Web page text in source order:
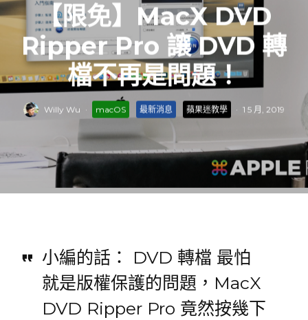
【限免】MacX DVD
Ripper Pro 讓 DVD 轉
檔不再是問題！
Willy Wu · macOS 最新消息 蘋果迷教學 · 1 5 月, 2019
小編的話： DVD 轉檔 最怕
就是版權保護的問題，MacX
DVD Ripper Pro 竟然按幾下